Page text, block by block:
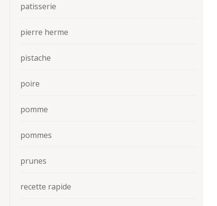
patisserie
pierre herme
pistache
poire
pomme
pommes
prunes
recette rapide